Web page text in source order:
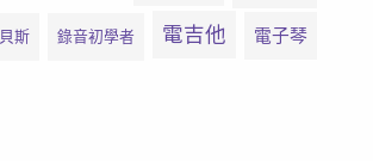
貝斯 錄音初學者 電吉他 電子琴